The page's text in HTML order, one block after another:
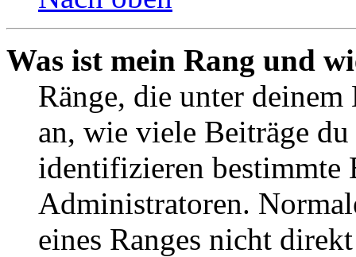
Was ist mein Rang und
Ränge, die unter deinem
an, wie viele Beiträge
identifizieren bestimmte
Administratoren.
eines Ranges nicht